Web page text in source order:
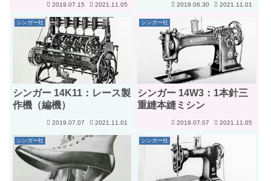
2019.07.15 2021.11.05 2019.06.30 2021.11.01
シンガー社
シンガー 14K11：レース製
作機（編機）
2019.07.07 2021.11.01
シンガー社
シンガー 14W3：1本針三
重縫本縫ミシン
2019.07.07 2021.11.05
シンガー社 シンガー社